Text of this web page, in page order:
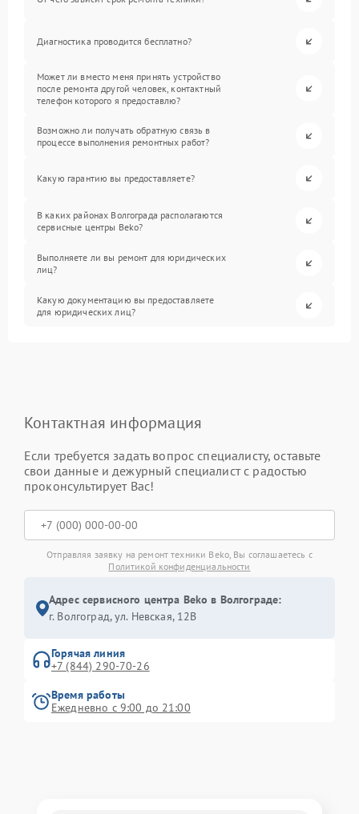
Диагностика проводится бесплатно?
Может ли вместо меня принять устройство
после ремонта другой человек, контактный
телефон которого я предоставлю?
Возможно ли получать обратную связь в
процессе выполнения ремонтных работ?
Какую гарантию вы предоставляете?
В каких районах Волгограда располагаются
сервисные центры Beko?
Выполняете ли вы ремонт для юридических
лиц?
Какую документацию вы предоставляете
для юридических лиц?
Контактная информация
Если требуется задать вопрос специалисту, оставьте
свои данные и дежурный специалист с радостью
проконсультирует Вас!
Отправляя заявку на ремонт техники Beko, Вы соглашаетесь с
Политикой конфиденциальности
Адрес сервисного центра Beko в Волгограде:
г. Волгоград, ул. Невская, 12В
Горячая линия
+7 (844) 290-70-26
Время работы
Ежедневно с 9:00 до 21:00